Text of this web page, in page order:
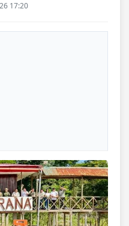
17:20